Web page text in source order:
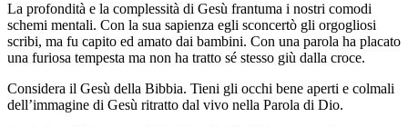
La profondità e la complessità di Gesù frantuma i nostri comodi
schemi mentali. Con la sua sapienza egli sconcertò gli orgogliosi
scribi, ma fu capito ed amato dai bambini. Con una parola ha placato
una furiosa tempesta ma non ha tratto sé stesso giù dalla croce.
Considera il Gesù della Bibbia. Tieni gli occhi bene aperti e colmali
dell’immagine di Gesù ritratto dal vivo nella Parola di Dio.